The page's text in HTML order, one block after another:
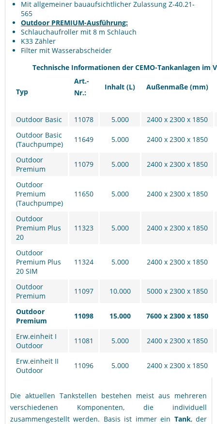
Mit allgemeiner bauaufsichtlicher Zulassung Z-40.21-
565
Outdoor PREMIUM-Ausführung:
Schlauchaufroller mit 8 m Schlauch
K33 Zähler
Filter mit Wasserabscheider
Technische Informationen der CEMO-Tankanlagen im
Typ
Art.-
Nr.:
Inhalt (L) Außenmaße (mm)
Outdoor Basic 11078 5.000
2400 x 2300 x 1850
Outdoor Basic
(Tauchpumpe)
11649 5.000 2400 x 2300 x 1850
Outdoor
Premium
11079 5.000 2400 x 2300 x 1850
Outdoor
Premium
(Tauchpumpe)
11650 5.000 2400 x 2300 x 1850
Outdoor
Premium Plus
20
11323 5.000 2400 x 2300 x 1850
Outdoor
Premium Plus
20 SIM
11324 5.000 2400 x 2300 x 1850
Outdoor
Premium
11097 10.000 5000 x 2300 x 1850
Outdoor
Premium
11098 15.000 7600 x 2300 x 1850
Erw.einheit I
Outdoor
11081 5.000 2400 x 2300 x 1850
Erw.einheit II
Outdoor
11096 5.000 2400 x 2300 x 1850
Die aktuellen Tankstellen bestehen meist aus mehreren
verschiedenen Komponenten, die individuell
zusammengestellt werden. Basis ist immer ein Tank, der